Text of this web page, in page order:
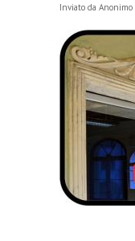
Inviato da Anonimo